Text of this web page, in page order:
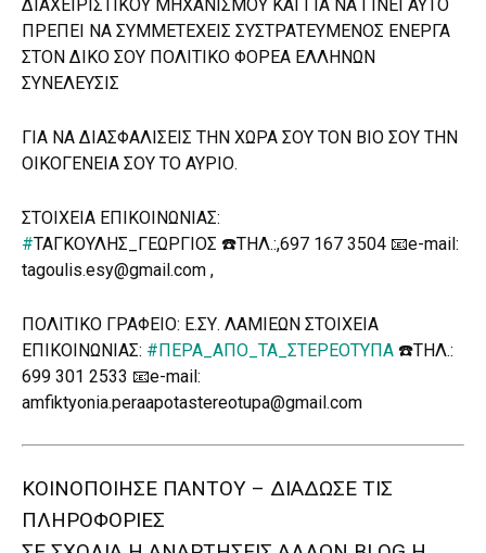
ΔΙΑΧΕΙΡΙΣΤΙΚΟΥ ΜΗΧΑΝΙΣΜΟΥ ΚΑΙ ΓΙΑ ΝΑ ΓΙΝΕΙ ΑΥΤΟ
ΠΡΕΠΕΙ ΝΑ ΣΥΜΜΕΤΕΧΕΙΣ ΣΥΣΤΡΑΤΕΥΜΕΝΟΣ ΕΝΕΡΓΑ
ΣΤΟΝ ΔΙΚΟ ΣΟΥ ΠΟΛΙΤΙΚΟ ΦΟΡΕΑ ΕΛΛΗΝΩΝ
ΣΥΝΕΛΕΥΣΙΣ
ΓΙΑ ΝΑ ΔΙΑΣΦΑΛΙΣΕΙΣ ΤΗΝ ΧΩΡΑ ΣΟΥ ΤΟΝ ΒΙΟ ΣΟΥ ΤΗΝ
ΟΙΚΟΓΕΝΕΙΑ ΣΟΥ ΤΟ ΑΥΡΙΟ.
ΣΤΟΙΧΕΙΑ ΕΠΙΚΟΙΝΩΝΙΑΣ:
#ΤΑΓΚΟΥΛΗΣ_ΓΕΩΡΓΙΟΣ ☎️ΤΗΛ.:,697 167 3504 📧e-mail:
tagoulis.esy@gmail.com ,
ΠΟΛΙΤΙΚΟ ΓΡΑΦΕΙΟ: Ε.ΣΥ. ΛΑΜΙΕΩΝ ΣΤΟΙΧΕΙΑ
ΕΠΙΚΟΙΝΩΝΙΑΣ: #ΠΕΡΑ_ΑΠΟ_ΤΑ_ΣΤΕΡΕΟΤΥΠΑ ☎️ΤΗΛ.:
699 301 2533 📧e-mail:
amfiktyonia.peraapotastereotupa@gmail.com
ΚΟΙΝΟΠΟΙΗΣΕ ΠΑΝΤΟΥ – ΔΙΑΔΩΣΕ ΤΙΣ
ΠΛΗΡΟΦΟΡΙΕΣ